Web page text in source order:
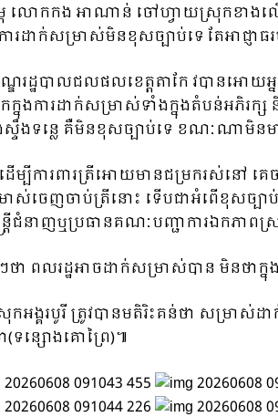
ភ លោកកង អាណាន់ ចៅហ្វាយស្រុកខាង
រដាក់សម្រាស់មិនខុសច្បាប់ទេ តែអាជ្ញា
បាលជលផលខេត្តតាកែ វបានអោយអ្
ក្នុងការដាក់សម្រាស់ទាំងក្នុងតំបន់អភិ
ទឹងទន្លេ គឺមិនខុសច្បាប់ទេ ខណៈណាមិន
ម្បីការពារត្រីអោយមានជម្រករស់នៅ
ស់ចេញចាប់ត្រីនោះ ទើបជាអំពើខុសច្ប
នាញឬប្រធានគណៈបញ្ជាការឯកភាពស្រុក-
ពលរដ្ឋអាចដាក់សម្រាស់បាន មិនថា
អង្គរបូរី ត្រូវបានមតិរិះគន់ថា សម្រ
(ទន្សោងគោព្រៃ)៕